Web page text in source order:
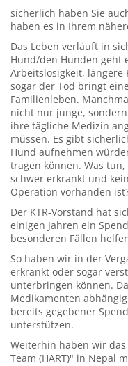
sicherlich haben Sie
haben es in Ihrem
Das Leben verläuft in
Hund/den Hunden geht
Arbeitslosigkeit,
sogar der Tod bringt
Familienleben.
nicht nur junge,
ihre tägliche Medizin
müssen. Es gibt
Hund aufnehmen
tragen können. Was
schwer erkrankt und
Operation vorhanden
Der KTR-Vorstand hat
einigen Jahren ein
besonderen Fällen
So haben wir in der
erkrankt oder sogar
unterbringen können.
Medikamenten
bereits gegebener
unterstützen.
Weiterhin haben wir das
Team (HART)" in Nepal